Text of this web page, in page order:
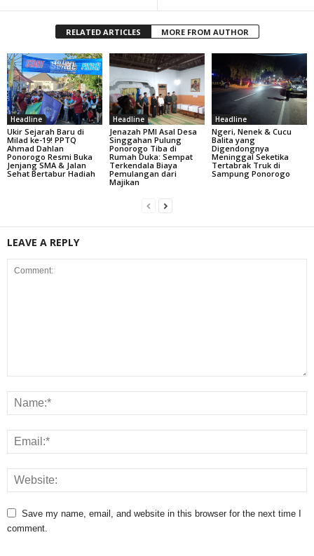
RELATED ARTICLES MORE FROM AUTHOR
Headline
Ukir Sejarah Baru di
Milad ke-19! PPTQ
Ahmad Dahlan
Ponorogo Resmi Buka
Jenjang SMA & Jalan
Sehat Bertabur Hadiah
Headline
Jenazah PMI Asal Desa
Singgahan Pulung
Ponorogo Tiba di
Rumah Duka: Sempat
Terkendala Biaya
Pemulangan dari
Majikan
Headline
Ngeri, Nenek & Cucu
Balita yang
Digendongnya
Meninggal Seketika
Tertabrak Truk di
Sampung Ponorogo
LEAVE A REPLY
Save my name, email, and website in this browser for the next time I
comment.